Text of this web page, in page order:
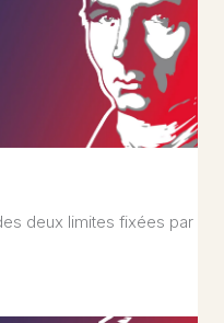
deux limites fixées par